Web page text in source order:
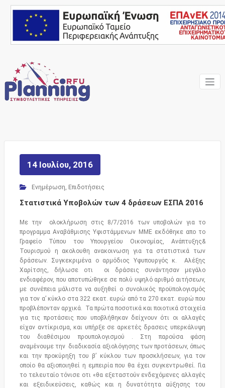
content
Ένας Σύμβουλος, δίπλα
14 Ιουλίου, 2016
Ενημέρωση Επιδοτήσεις
Στατιστικά Υποβολών των 4 δράσεων ΕΣΠΑ 2016
Με την ολοκλήρωση στις 8/7/2016 των υποβολών για το
προγραμμα Αναβάθμισης Υφιστάμμενων ΜΜΕ εκδόθηκε απο το
Γραφείο Τύπου του Υπουργείου Οικονομίας, Ανάπτυξης&
Τουρισμού η ακολουθη ανακοινωση για τα στατιστικά των
δράσεων. Συγκεκριμένα ο αρμόδιος Υφυπουργός κ. Αλέξης
Χαρίτσης, δήλωσε οτι οι δράσεις συνάντησαν μεγάλο
ενδιαφέρον, που αποτυπώθηκε σε πολύ υψηλό αριθμό αιτήσεων,
με συνέπεια μάλιστα να αυξηθεί ο συνολικός προϋπολογισμός
για τον α’ κύκλο στα 322 εκατ. ευρώ από τα 270 εκατ. ευρώ που
προβλέπονταν αρχικά. Τα πρώτα ποσοτικά και ποιοτικά στοιχεία
για τις προτάσεις που υποβλήθηκαν δείχνουν ότι οι αλλαγές
είχαν αντίκρισμα, και υπήρξε σε αρκετές δρασεις υπερκάλυψη
του διαθέσιμου προυπολογισμού . Στη παρούσα φάση
αναμένουμε την διαδικασία αξιολόγησης των προτάσεων, όπως
και την προκύρηξη του β’ κύκλου των προσκλήσεων, για τον
οποίο θα αξιοποιηθεί η εμπειρία που θα έχει συγκεντρωθεί. Για
το τελευταίο τόνισε οτι «θα εξεταστούν ενδεχόμενες αλλαγές
και εξειδικεύσεις, καθώς και η δυνατότητα αύξησης του